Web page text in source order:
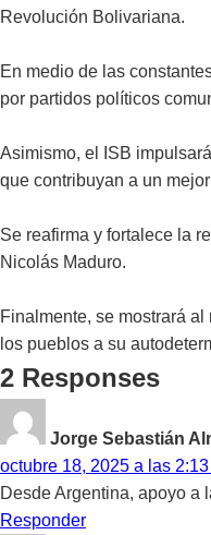
Revolución Bolivariana.
En medio de las
por partidos políticos
Asimismo, el ISB
que contribuyan a un
Se reafirma y fortalece la
Nicolás Maduro.
Finalmente, se mostrará
los pueblos a su
2 Responses
Jorge Sebastián
octubre 18, 2025 a las
Desde Argentina, apoyo a
Responder